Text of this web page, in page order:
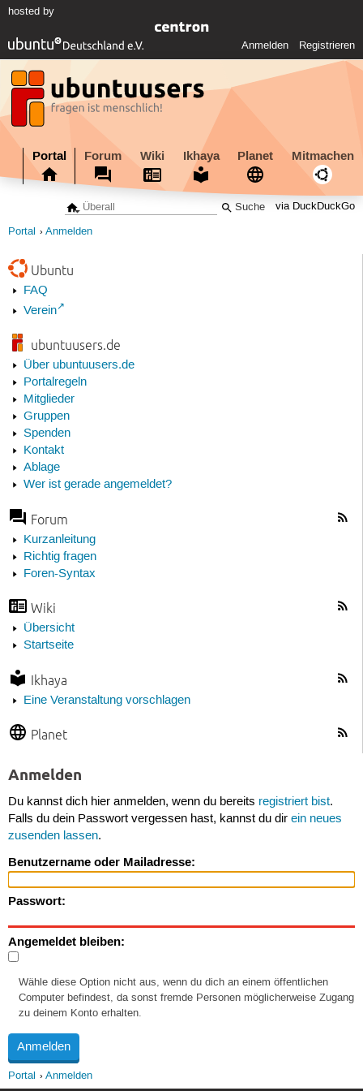
hosted by
Anmelden Registrieren
Portal Forum Wiki Ikhaya Planet Mitmachen
via DuckDuckGo
Portal Anmelden
Ubuntu
FAQ
Verein
ubuntuusers.de
Über ubuntuusers.de
Portalregeln
Mitglieder
Gruppen
Spenden
Kontakt
Ablage
Wer ist gerade angemeldet?
Forum
Kurzanleitung
Richtig fragen
Foren-Syntax
Wiki
Übersicht
Startseite
Ikhaya
Eine Veranstaltung vorschlagen
Planet
Anmelden
Du kannst dich hier anmelden, wenn du bereits registriert bist.
Falls du dein Passwort vergessen hast, kannst du dir ein neues
zusenden lassen.
Benutzername oder Mailadresse:
Passwort:
Angemeldet bleiben:
Wähle diese Option nicht aus, wenn du dich an einem öffentlichen
Computer befindest, da sonst fremde Personen möglicherweise Zugang
zu deinem Konto erhalten.
Portal Anmelden